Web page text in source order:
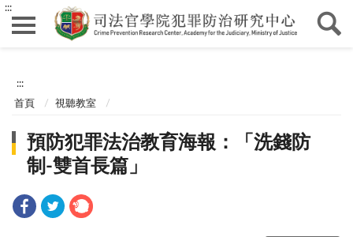
:::
:::
首頁 視聽教室
預防犯罪法治教育海報：「洗錢防
制-雙首長篇」